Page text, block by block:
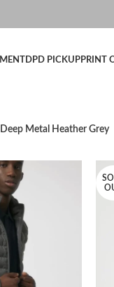
DPD PICKUPPRINT
Deep Metal Heather Grey